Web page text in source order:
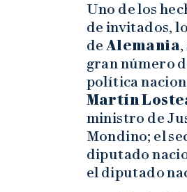
Uno de los
de invitados,
de Alemania
gran número
política
Martín
ministro de
Mondino; el
diputado
el diputado